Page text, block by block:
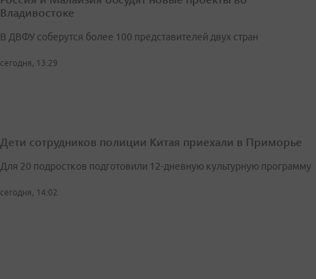
Владивостоке
В ДВФУ соберутся более 100 представителей двух стран
сегодня, 13:29
Дети сотрудников полиции Китая приехали в Приморье
Для 20 подростков подготовили 12-дневную культурную программу
сегодня, 14:02